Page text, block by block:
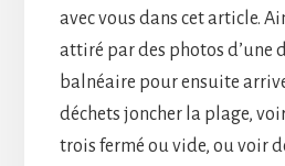
avec vous dans cet article.
attiré par des photos d’une
balnéaire pour ensuite
déchets joncher la plage,
trois fermé ou vide, ou voir